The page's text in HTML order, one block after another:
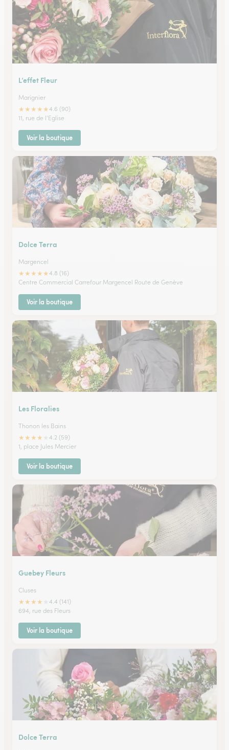
L’effet Fleur
Marignier
★★★★★4.6 (90)
11, rue de l'Eglise
Voir la boutique
Dolce Terra
Margencel
★★★★★4.8 (16)
Centre Commercial Carrefour Margencel Route de Genève
Voir la boutique
Les Floralies
Thonon les Bains
★★★★
4.2 (59)
1, place Jules Mercier
Voir la boutique
Guebey Fleurs
Cluses
★★★★
4.4 (141)
694, rue des Fleurs
Voir la boutique
Dolce Terra